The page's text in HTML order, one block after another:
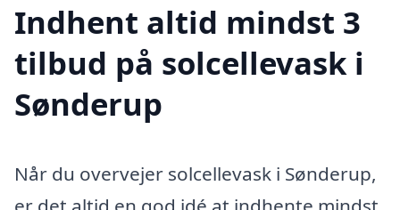
Indhent altid mindst 3
tilbud på solcellevask i
Sønderup
Når du overvejer solcellevask i Sønderup,